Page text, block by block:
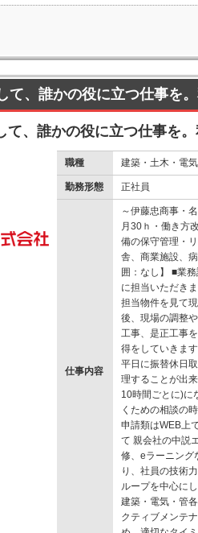
て、誰かの役に立つ仕事を
、誰かの役に立つ仕事を
職種 建築・土木・電
勤務形態 正社員
仕事内容
～伊藤忠商事・
月30ｈ・働き方
備の保守管理・
舎、商業施設、
囲：なし】 ■業
に担当いただき
担当物件を見て
後、現場の調整
工事、是正工事
得をしていきま
平日に振替休日
理することが出
10時間ごとに)に
くための相談の
申請類はWEB上
て 親会社の中説
修、eラーニング
り、社員の技術
ループを中心に
建築・電気・管
クティブメンテ